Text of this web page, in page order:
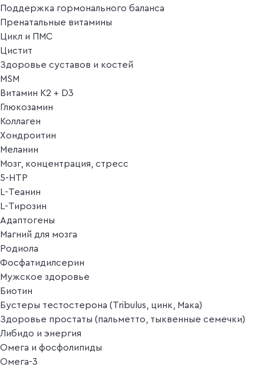
Поддержка гормонального баланса
Пренатальные витамины
Цикл и ПМС
Цистит
Здоровье суставов и костей
MSM
Витамин K2 + D3
Глюкозамин
Коллаген
Хондроитин
Меланин
Мозг, концентрация, стресс
5-HTP
L-Теанин
L-Тирозин
Адаптогены
Магний для мозга
Родиола
Фосфатидилсерин
Мужское здоровье
Биотин
Бустеры тестостерона (Tribulus, цинк, Мака)
Здоровье простаты (пальметто, тыквенные семечки)
Либидо и энергия
Омега и фосфолипиды
Омега-3